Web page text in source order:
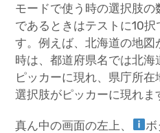
モードで使う時の選択肢
であるときはテストに10択
す。例えば、北海道の地図
時は、都道府県名では北
ピッカーに現れ、県庁所
選択肢がピッカーに現れま
真ん中の画面の左上、